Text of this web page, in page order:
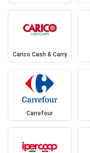
Carico Cash & Carry
Carrefour